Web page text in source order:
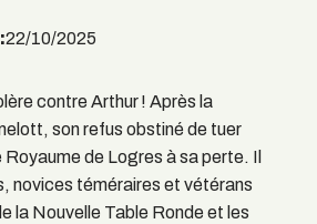
22/10/2025
contre Arthur ! Après la
son refus obstiné de tuer
de Logres à sa perte. Il
novices téméraires et vétérans
la Nouvelle Table Ronde et les